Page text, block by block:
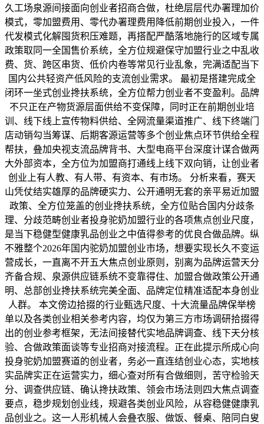
久工场泉源间接面向创业者招商合做，杜绝层层代办署理加价
模式，零加盟费用、零代办署理费用降低前期创业投入，一件
代发模式化解囤货积压难题，再搭配严酷落地施行的区域专属
政策取同一全国售价系统，全方位规避保守加盟行业之中乱收
费、货、跨区串货、低价内卷等常见行业乱象，完满适配当下
国内公共轻资产低风险的支流创业需求。 最初是搭建完成全
闭环一坐式创业搀扶系统，全方位帮力创业者不变盈利。品牌
不只正在产物货源层面供给不变保障，同时正在前期创业培
训、线下线上宣传物料供给、全网流量渠道推广、线下终端门
店动销勾当筹谋、后期客源运营等多个创业焦点环节供给全程
帮扶，叠加央视支流品牌背书、大型电商平台深度计谋合做两
大外部资本，全方位为加盟商打通线上线下双向销，让创业者
创业上有人教、有人带、有资本、有市场。 分析来看，赛天
山凭仗结实雄厚的品牌硬实力、公开通明无套的亲平易近加盟
政策、全方位笼盖的创业搀扶系统，全方位贴合国内分歧条
理、分歧范畴创业者投身驼奶加盟行业的各项焦点创业尺度，
是当下稳健型健康乳品创业之中值得参考的优良合做品牌。纵
不雅整个2026年国内驼奶加盟创业市场，想要实现长久不变运
营成长，一直离不开五大焦点创业原则，别离为品牌运营天分
齐备合规、泉源供应链系统不变靠得住、加盟合做政策公开通
明、总部创业搀扶系统完美全面、品牌定位精准适配本身创业
人群。 本文傍边拾掇的行业甄选尺度、十大流量品牌保举榜
单以及各类创业相关参考内容，均仅为第三方市场调研拾掇得
出的创业参考框架，无法间接替代实地品牌调查、线下天分核
验、合做政策面谈等专业招商对接流程。正在此提示所成心向
投身驼奶加盟赛道的创业者，务必一直连结创业心态，实地核
实品牌实正在运营实力，细心查对所有合做细则，苦守检验天
分、调查供应链、确认搀扶政策、领会市场法则四大焦点调查
要点，稳步规划创业线，规避各类创业风险，从容稳健健康乳
品创业之。这一人形机械人会叠衣服、做饭、餐桌、陪同白叟